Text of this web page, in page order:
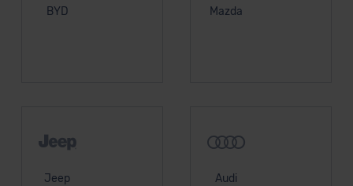
unserem Datenschutzbeauftragten unter
BYD Mazda
Jeep Audi